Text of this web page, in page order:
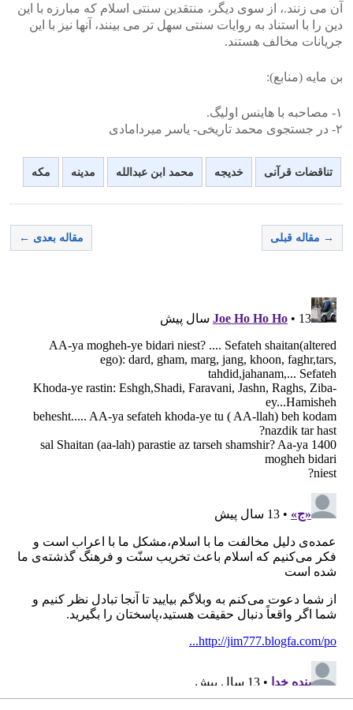
آن می زنند.، از سوی دیگر، منتقدین سنتی اسلام که مبارزه با این
دین را با استناد به روایات سنتی سهل تر می بینند، آنها نیز با این
جریانات مخالف هستند.
بن مایه (منابع):
۱- مصاحبه با هاینس اولیگ.
۲- در جستجوی محمد تاریخی- یاسر میردامادی
تناقضات قرآنی خدیجه محمد ابن عبدالله مدینه مکه
→ مقاله قبلی مقاله بعدی ←